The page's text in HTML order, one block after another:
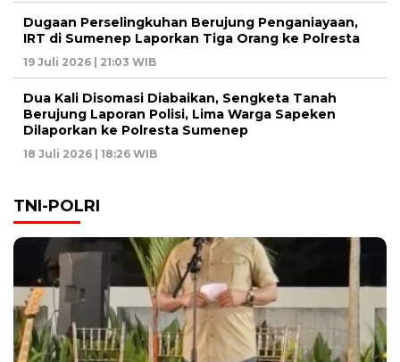
Dugaan Perselingkuhan Berujung Penganiayaan,
IRT di Sumenep Laporkan Tiga Orang ke Polresta
19 Juli 2026 | 21:03 WIB
Dua Kali Disomasi Diabaikan, Sengketa Tanah
Berujung Laporan Polisi, Lima Warga Sapeken
Dilaporkan ke Polresta Sumenep
18 Juli 2026 | 18:26 WIB
TNI-POLRI